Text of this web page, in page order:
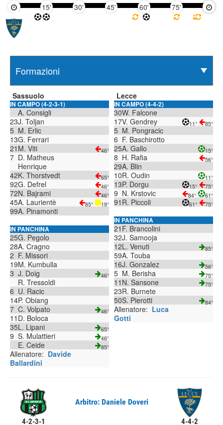
15' 30' 45' 60' 75' 90'
Sassuolo
IN CAMPO (4-2-3-1)
A. Consigli
23J. Toljan
5 M. Erlic
13G. Ferrari
21 M. Viti 46°
7 D. Matheus
Henrique
42K. Thorstvedt 65°
92G. Defrel 46°
72N. Bajrami 46°
45A. Laurientè 85° 19°
99A. Pinamonti
IN PANCHINA
25G. Pegolo
28A. Cragno
2 F. Missori
19M. Kumbulla
3 J. Doig 46°
R. Tressoldi
6 U. Racic
14P. Obiang
7 C. Volpato 46°
11 D. Boloca
35L. Lipani 65°
9 S. Mulattieri 46°
E. Ceide 85°
Allenatore: Davide
Ballardini
Lecce
IN CAMPO (4-4-2)
30W. Falcone
17V. Gendrey 11° 85°
5 M. Pongracic
6 F. Baschirotto
25A. Gallo 15°
8 H. Rafia 56°
29A. Blin
10R. Oudin 11°
13P. Dorgu 15° 75°
9 N. Krstovic 84° 61°
91 R. Piccoli 61° 75°
IN PANCHINA
21 F. Brancolini
32J. Samooja
12L. Venuti 85°
59A. Touba
16J. Gonzalez 56°
5 M. Berisha 75°
11 N. Sansone 75°
23R. Burnete
50S. Pierotti 84°
Allenatore: Luca
Gotti
4-2-3-1
Arbitro: Daniele Doveri
4-4-2